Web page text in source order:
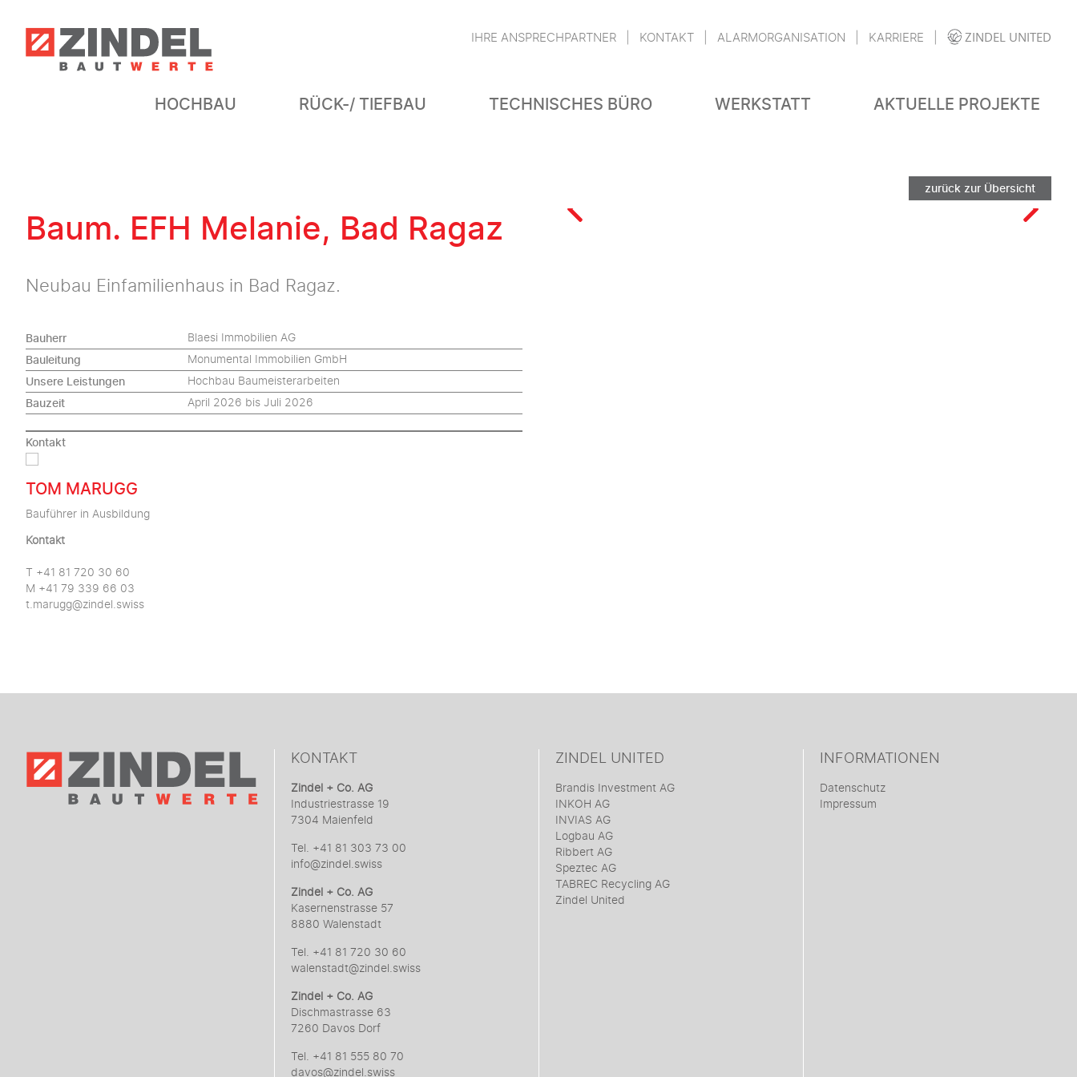
IHRE ANSPRECHPARTNER KONTAKT ALARMORGANISATION KARRIERE ZINDEL UNITED
HOCHBAU RÜCK-/ TIEFBAU TECHNISCHES BÜRO WERKSTATT AKTUELLE PROJEKTE
zurück zur Übersicht
Baum. EFH Melanie, Bad Ragaz
Neubau Einfamilienhaus in Bad Ragaz.
Bauherr Blaesi Immobilien AG
Bauleitung Monumental Immobilien GmbH
Unsere Leistungen Hochbau Baumeisterarbeiten
Bauzeit April 2026 bis Juli 2026
Kontakt
TOM MARUGG
Bauführer in Ausbildung
Kontakt
T +41 81 720 30 60
M +41 79 339 66 03
t.marugg@zindel.swiss
KONTAKT
Zindel + Co. AG
Industriestrasse 19
7304 Maienfeld
Tel. +41 81 303 73 00
info@zindel.swiss
Zindel + Co. AG
Kasernenstrasse 57
8880 Walenstadt
Tel. +41 81 720 30 60
walenstadt@zindel.swiss
Zindel + Co. AG
Dischmastrasse 63
7260 Davos Dorf
Tel. +41 81 555 80 70
davos@zindel.swiss
ZINDEL UNITED
Brandis Investment AG
INKOH AG
INVIAS AG
Logbau AG
Ribbert AG
Speztec AG
TABREC Recycling AG
Zindel United
INFORMATIONEN
Datenschutz
Impressum